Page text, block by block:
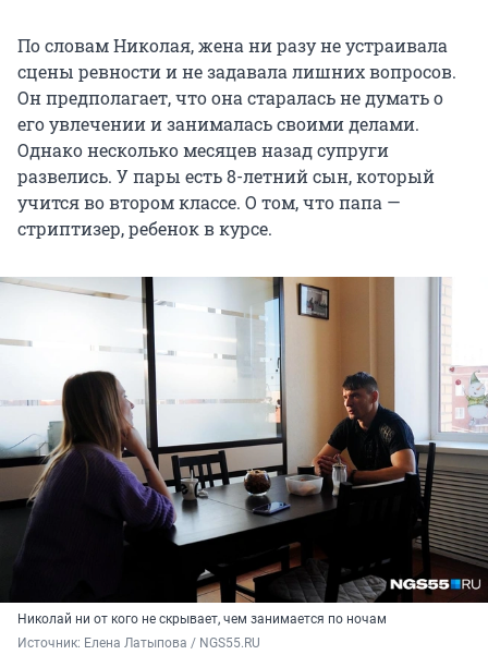
По словам Николая, жена ни разу не устраивала
сцены ревности и не задавала лишних вопросов.
Он предполагает, что она старалась не думать о
его увлечении и занималась своими делами.
Однако несколько месяцев назад супруги
развелись. У пары есть 8-летний сын, который
учится во втором классе. О том, что папа —
стриптизер, ребенок в курсе.
Николай ни от кого не скрывает, чем занимается по ночам
Источник: Елена Латыпова / NGS55.RU